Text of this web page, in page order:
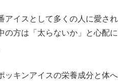
アイスとして多くの人に愛され
の方は「太らないか」と心配に
ッキンアイスの栄養成分と体へ